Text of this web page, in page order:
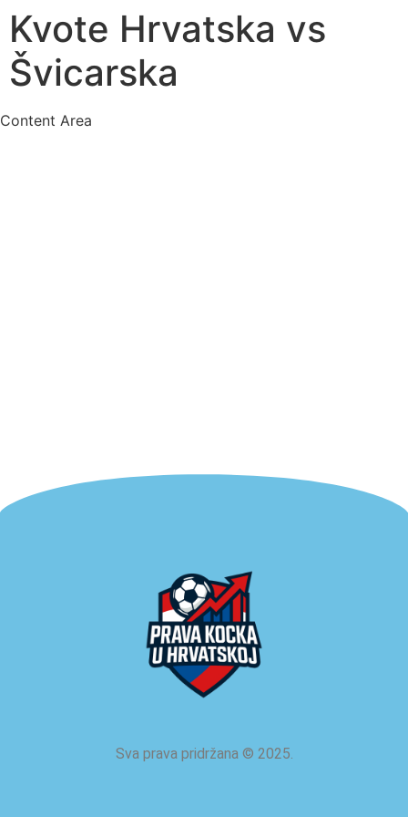
Kvote Hrvatska vs
Švicarska
Content Area
Sva prava pridržana © 2025.